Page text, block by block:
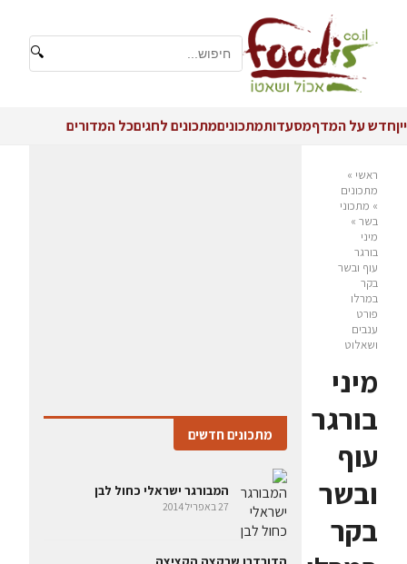
🔍
ייןחדש על המדףמסעדותמתכוניםמתכונים לחגיםכל המדורים
ראשי »
מתכונים
» מתכוני
בשר »
מיני
בורגר
עוף ובשר
בקר
במרלו
פורט
ענבים
ושאלוט
מיני
בורגר
עוף
ובשר
בקר
מתכונים חדשים
המבורגר ישראלי כחול לבן
27 באפריל 2014